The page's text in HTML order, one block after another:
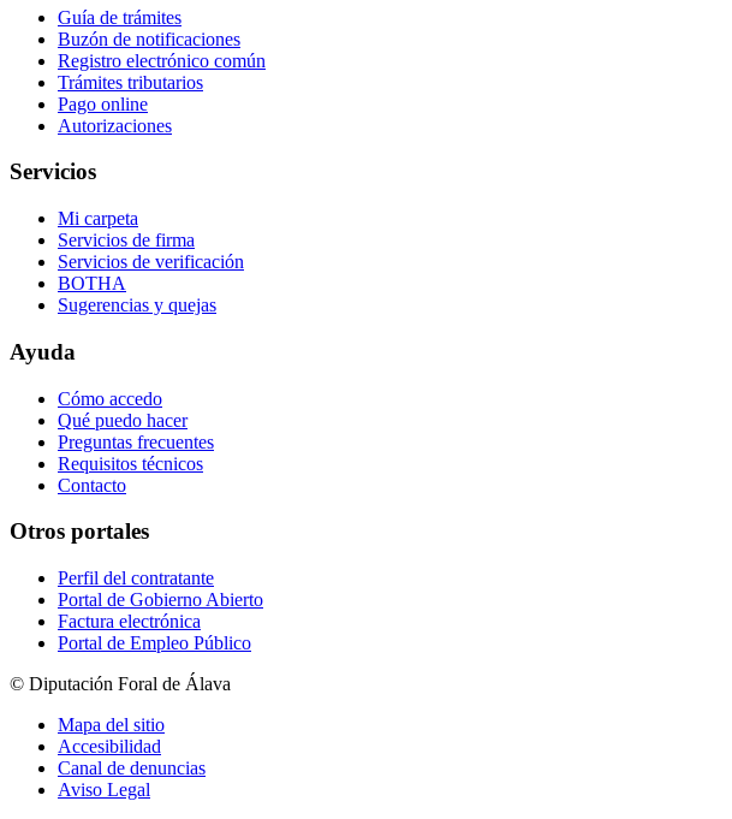
Guía de trámites
Buzón de notificaciones
Registro electrónico común
Trámites tributarios
Pago online
Autorizaciones
Servicios
Mi carpeta
Servicios de firma
Servicios de verificación
BOTHA
Sugerencias y quejas
Ayuda
Cómo accedo
Qué puedo hacer
Preguntas frecuentes
Requisitos técnicos
Contacto
Otros portales
Perfil del contratante
Portal de Gobierno Abierto
Factura electrónica
Portal de Empleo Público
© Diputación Foral de Álava
Mapa del sitio
Accesibilidad
Canal de denuncias
Aviso Legal